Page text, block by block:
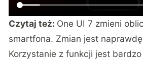
Czytaj też: One UI 7 zmieni
smartfona. Zmian jest
Korzystanie z funkcji jest